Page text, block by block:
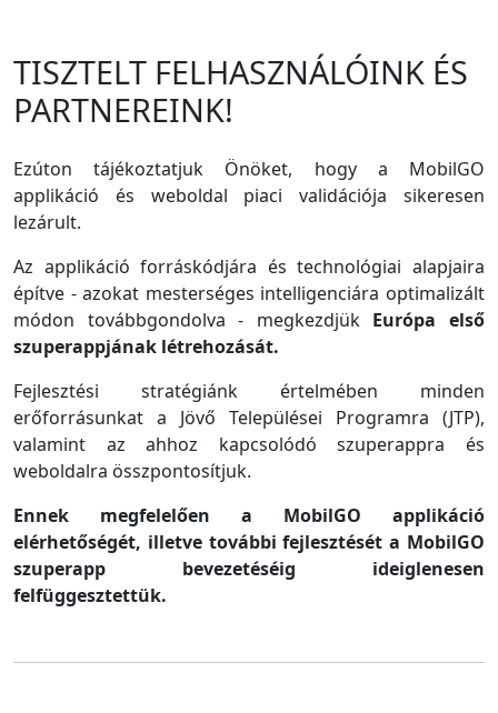
TISZTELT FELHASZNÁLÓINK ÉS
PARTNEREINK!
Ezúton tájékoztatjuk Önöket, hogy a MobilGO
applikáció és weboldal piaci validációja sikeresen
lezárult.
Az applikáció forráskódjára és technológiai alapjaira
építve - azokat mesterséges intelligenciára optimalizált
módon továbbgondolva - megkezdjük Európa első
szuperappjának létrehozását.
Fejlesztési stratégiánk értelmében minden
erőforrásunkat a Jövő Települései Programra (JTP),
valamint az ahhoz kapcsolódó szuperappra és
weboldalra összpontosítjuk.
Ennek megfelelően a MobilGO applikáció
elérhetőségét, illetve további fejlesztését a MobilGO
szuperapp bevezetéséig ideiglenesen
felfüggesztettük.